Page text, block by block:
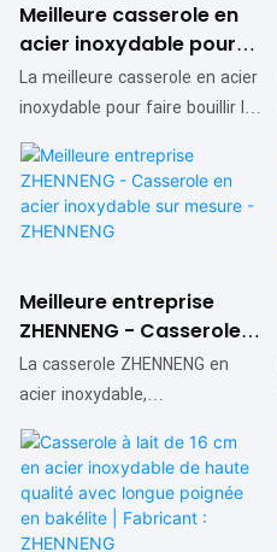
Meilleure casserole en
acier inoxydable pour
faire bouillir le lait, avec
couvercle - Fournisseur
La meilleure casserole en acier
inoxydable pour faire bouillir le
lait, avec couvercle, se
distingue des produits
similaires sur le marché par
ses performances, sa qualité
exceptionnelles, et jouit d'une
excellente réputation.
défauts de ses produits
précédents et les améliore
constamment. Les
spécifications de cette
casserole peuvent être
personnalisées selon vos
Meilleure entreprise
ZHENNENG - Casserole
en acier inoxydable sur
mesure - ZHENNENG
La casserole ZHENNENG en
acier inoxydable,
personnalisable, présente des
avantages exceptionnels par
rapport aux produits similaires
sur le marché, notamment en
termes de performance, de